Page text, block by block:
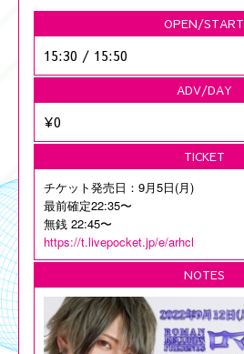
OPEN/START
15:30 / 15:50
ADV/DAY
¥0
TICKET
チケット発売日：9月5日(月)
最前確定22:35〜
無銭 22:45〜
https://t.livepocket.jp/e/arhcl
NOTES